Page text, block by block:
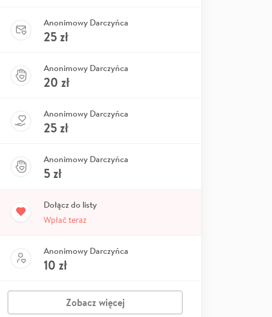
Anonimowy Darczyńca
25zł
Anonimowy Darczyńca
20 zł
Anonimowy Darczyńca
25zł
Anonimowy Darczyńca
5zł
Dołącz do listy
Wpłać teraz
Anonimowy Darczyńca
10 zł
Zobacz więcej